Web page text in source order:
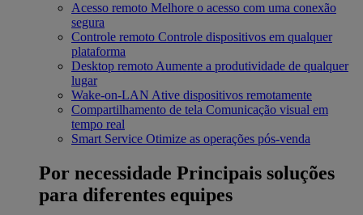
Acesso remoto Melhore o acesso com uma conexão
segura
Controle remoto Controle dispositivos em qualquer
plataforma
Desktop remoto Aumente a produtividade de qualquer
lugar
Wake-on-LAN Ative dispositivos remotamente
Compartilhamento de tela Comunicação visual em
tempo real
Smart Service Otimize as operações pós-venda
Por necessidade Principais soluções
para diferentes equipes